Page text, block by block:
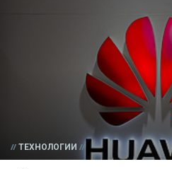
ТЕХНОЛОГИИ